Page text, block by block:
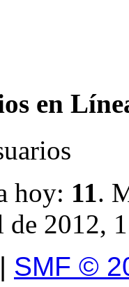
en
hoy: 11.
2012,
| SMF ©